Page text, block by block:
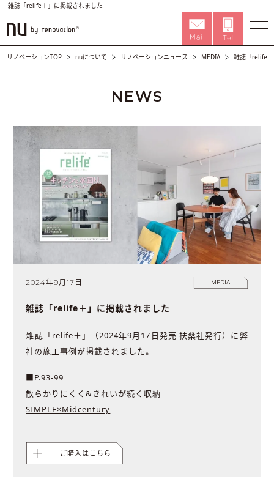
雑誌「relife＋」に掲載されました
リノベーションTOP nuについて リノベーションニュース MEDIA 雑誌「relife
NEWS
MEDIA
2024年9月17日
雑誌「relife＋」に掲載されました
雑誌「relife＋」（2024年9月17日発売 扶桑社発行）に弊
社の施工事例が掲載されました。
■P.93-99
散らかりにくく&きれいが続く収納
SIMPLE×Midcentury
ご購入はこちら